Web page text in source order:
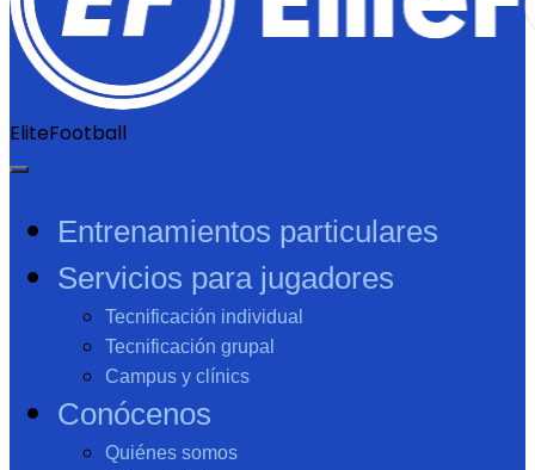
EliteFootball
Entrenamientos particulares
Servicios para jugadores
Tecnificación individual
Tecnificación grupal
Campus y clínics
Conócenos
Quiénes somos